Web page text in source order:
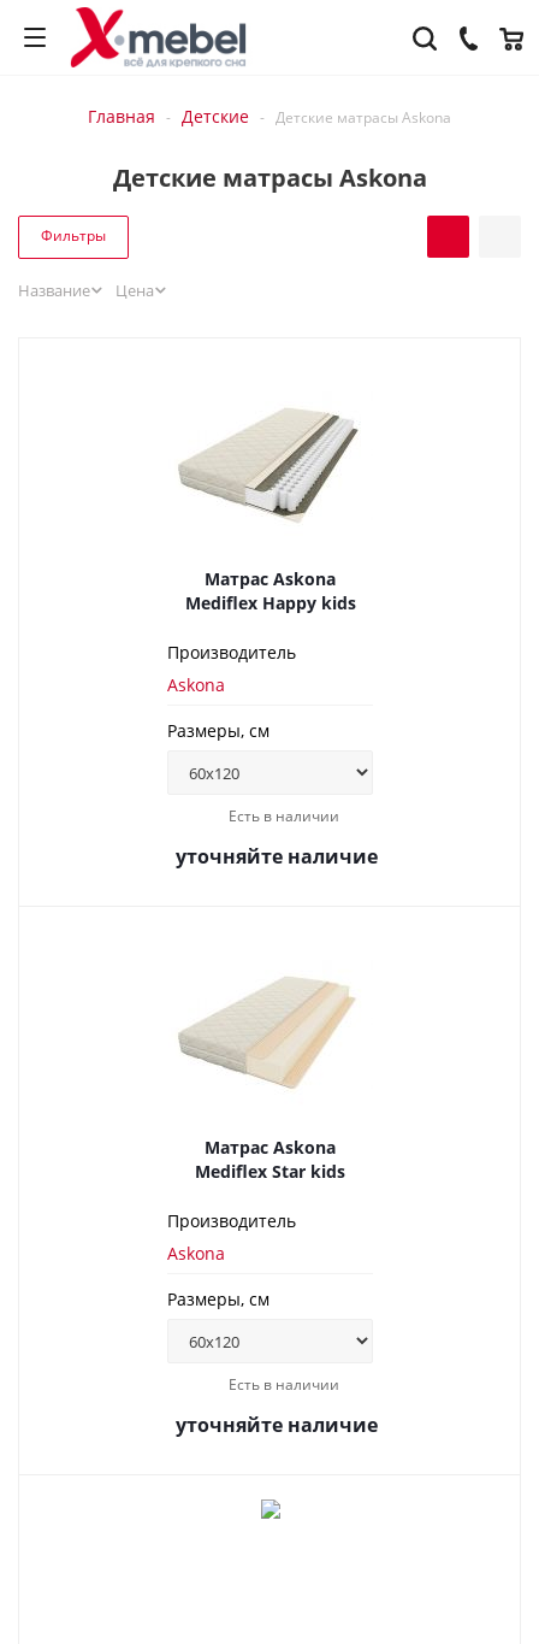
Главная - Детские - Детские матрасы Askona
Детские матрасы Askona
Фильтры
Название Цена
Матрас Askona
Mediflex Happy kids
Производитель
Askona
Размеры, см
Есть в наличии
уточняйте наличие
Матрас Askona
Mediflex Star kids
Производитель
Askona
Размеры, см
Есть в наличии
уточняйте наличие